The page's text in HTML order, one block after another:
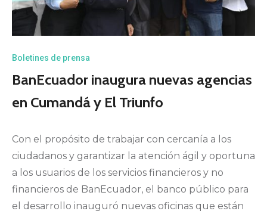
Boletines de prensa
BanEcuador inaugura nuevas agencias
en Cumandá y El Triunfo
Con el propósito de trabajar con cercanía a los
ciudadanos y garantizar la atención ágil y oportuna
a los usuarios de los servicios financieros y no
financieros de BanEcuador, el banco público para
el desarrollo inauguró nuevas oficinas que están